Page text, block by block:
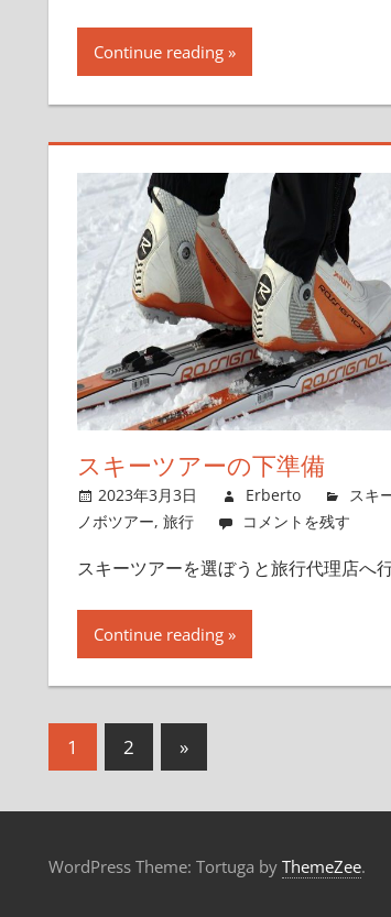
Continue reading
スキーツアーの下準備
2023年3月3日 Erberto スキ
ノボツアー, 旅行 コメントを残す
スキーツアーを選ぼうと旅行代理店へ
Continue reading
投
稿
ナ
1 2
次
の
記
»
WordPress Theme: Tortuga by ThemeZee.